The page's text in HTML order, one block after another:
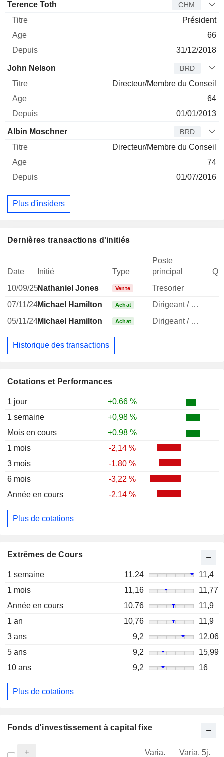
Cotations et Performances
1 jour
+0,66 %
1 semaine
+0,98 %
Mois en cours
+0,98 %
1 mois
-2,14 %
3 mois
-1,80 %
6 mois
-3,22 %
Année en cours
-2,14 %
Plus de cotations
Extrêmes de Cours
1 semaine 11,24
11,4
1 mois
11,16
11,77
Année en cours
10,76
11,9
1 an
10,76
11,9
3 ans
9,2
12,06
5 ans
9,2
15,99
10 ans
9,2 16
Plus de cotations
Administrateur
Terence Toth CHM
Président
66
31/12/2018
John Nelson BRD
Directeur/Membre du Conseil
64
01/01/2013
Albin Moschner BRD
Directeur/Membre du Conseil
74
01/07/2016
Plus d'insiders
Dernières transactions d'initiés
Date Initié Type
Poste
principal
10/09/25Nathaniel Jones Vente
Tresorier
07/11/24Michael Hamilton Achat
Dirigeant / cadre principal
05/11/24Michael Hamilton Achat Dirigeant / cadre principal
Historique des transactions
Fonds d'investissement à capital fixe
Varia. Varia. 5j.